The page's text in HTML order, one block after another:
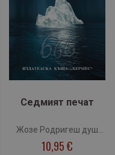
Седмият печат
Жозе Родригеш душ
Сантуш
10,95 €